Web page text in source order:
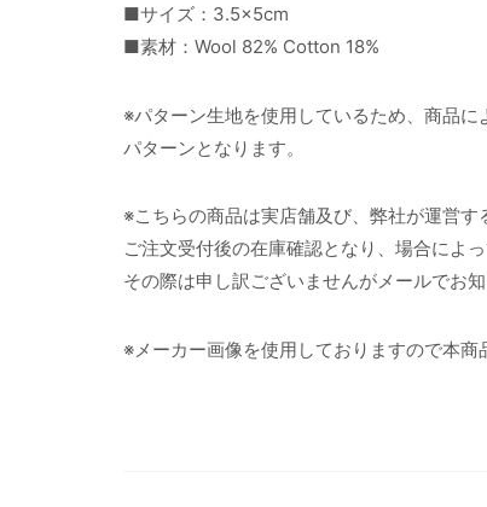
■サイズ：3.5×5cm
■素材：Wool 82% Cotton 18%
※パターン生地を使用しているため、商品
パターンとなります。
※こちらの商品は実店舗及び、弊社が運営す
ご注文受付後の在庫確認となり、場合によ
その際は申し訳ございませんがメールでお
※メーカー画像を使用しておりますので本商